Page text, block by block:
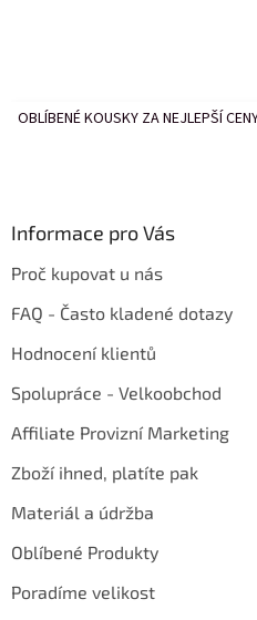
OBLÍBENÉ KOUSKY ZA NEJLEPŠÍ
Informace pro Vás
Proč kupovat u nás
FAQ - Často kladené dotazy
Hodnocení klientů
Spolupráce - Velkoobchod
Affiliate Provizní Marketing
Zboží ihned, platíte pak
Materiál a údržba
Oblíbené Produkty
Poradíme velikost